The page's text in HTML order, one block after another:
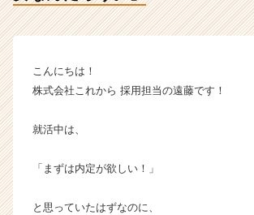
ー・
業
こんにちは！
株式会社これから 採用担当の遠藤です！
就活中は、
「まずは内定が欲しい！」
と思っていたはずなのに、